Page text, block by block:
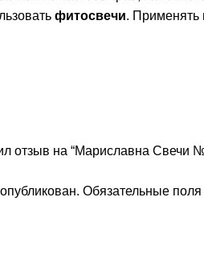
фитосвечи. Применять
отзыв на “Мариславна Свечи
Обязательные